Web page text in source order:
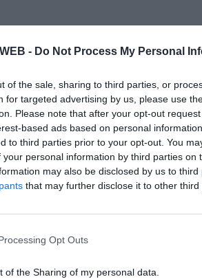
- Do Not Process My Personal
of the sale, sharing to third parties, or
for targeted advertising by us, please use
Please note that after your opt-out
based ads based on personal
to third parties prior to your opt-out. You
personal information by third parties on
may also be disclosed by us to
that may further disclose it to other third
Opt Outs
of the Sharing of my personal data.